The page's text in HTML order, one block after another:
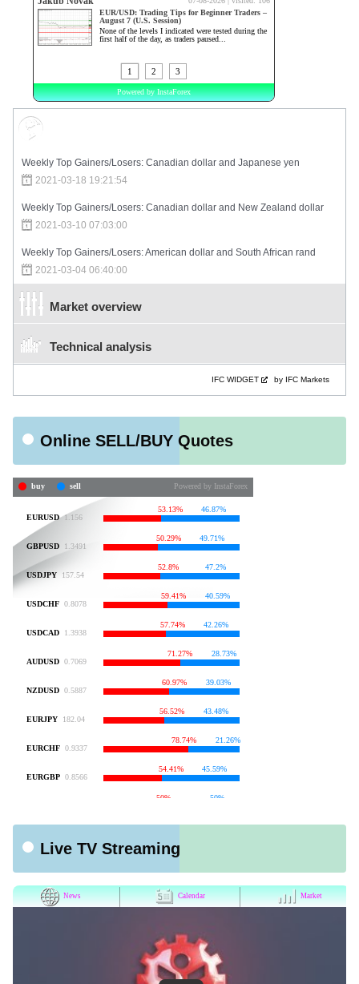
Weekly Top Gainers/Losers: Canadian dollar and Japanese yen
2021-03-18 19:21:54
Weekly Top Gainers/Losers: Canadian dollar and New Zealand dollar
2021-03-10 07:03:00
Weekly Top Gainers/Losers: American dollar and South African rand
2021-03-04 06:40:00
Market overview
Technical analysis
IFC WIDGET by IFC Markets
Online SELL/BUY Quotes
Live TV Streaming